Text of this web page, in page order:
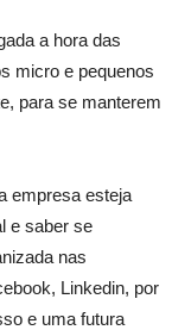
a hora das
micro e pequenos
para se manterem
empresa esteja
e saber se
nas
Linkedin, por
e uma futura